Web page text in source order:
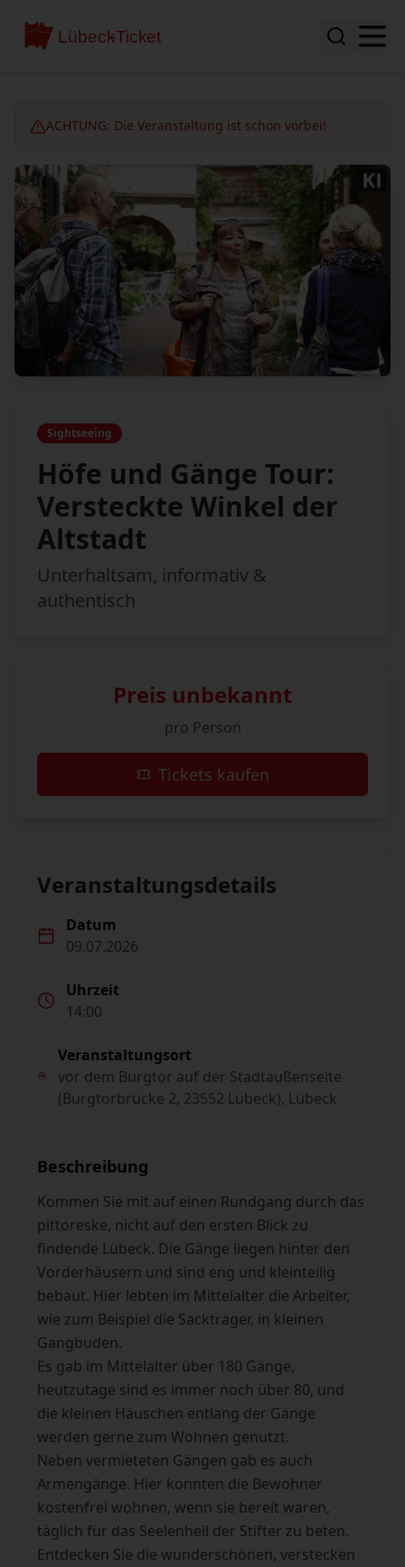
ACHTUNG: Die Veranstaltung ist schon vorbei!
Sightseeing
Höfe und Gänge Tour:
Versteckte Winkel der
Altstadt
Unterhaltsam, informativ &
authentisch
Preis unbekannt
pro Person
Tickets kaufen
Veranstaltungsdetails
Datum
09.07.2026
Uhrzeit
14:00
Veranstaltungsort
vor dem Burgtor auf der Stadtaußenseite
(Burgtorbrücke 2, 23552 Lübeck), Lübeck
Beschreibung
Kommen Sie mit auf einen Rundgang durch das
pittoreske, nicht auf den ersten Blick zu
findende Lübeck. Die Gänge liegen hinter den
Vorderhäusern und sind eng und kleinteilig
bebaut. Hier lebten im Mittelalter die Arbeiter,
wie zum Beispiel die Sackträger, in kleinen
Gangbuden.
Es gab im Mittelalter über 180 Gänge,
heutzutage sind es immer noch über 80, und
die kleinen Häuschen entlang der Gänge
werden gerne zum Wohnen genutzt.
Neben vermieteten Gängen gab es auch
Armengänge. Hier konnten die Bewohner
kostenfrei wohnen, wenn sie bereit waren,
täglich für das Seelenheil der Stifter zu beten.
Entdecken Sie die wunderschönen, verstecken